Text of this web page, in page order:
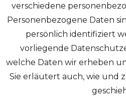
verschiedene
Personenbezogene Daten
persönlich identifiziert
vorliegende
welche Daten wir erheben
Sie erläutert auch, wie und